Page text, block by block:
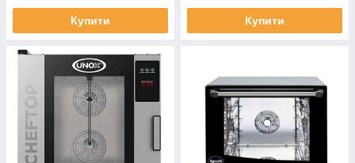
Купити Купити